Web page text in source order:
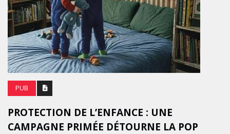
PUB
PROTECTION DE L’ENFANCE : UNE
CAMPAGNE PRIMÉE DÉTOURNE LA POP